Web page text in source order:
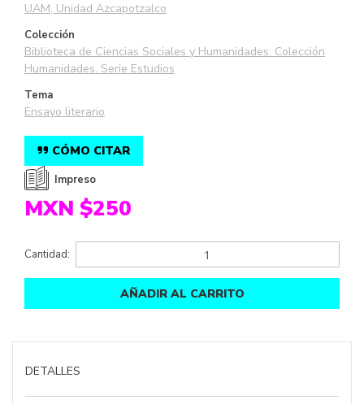
UAM, Unidad Azcapotzalco
Colección
Biblioteca de Ciencias Sociales y Humanidades. Colección
Humanidades. Serie Estudios
Tema
Ensayo literario
CÓMO CITAR
Impreso
MXN $250
Cantidad:
AÑADIR AL CARRITO
DETALLES